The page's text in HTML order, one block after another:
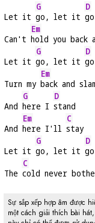
Let it
G
go, let it
D
go
Can't
Em
hold you back
Let it
G
go, let it
D
go
Turn my
Em
back and
And
G
here I
D
stand
And
Em
here I'll
C
stay
Let it
G
go, let it
D
go
The
C
cold never
Sự sắp xếp hợp âm được
một cách giải thích bài